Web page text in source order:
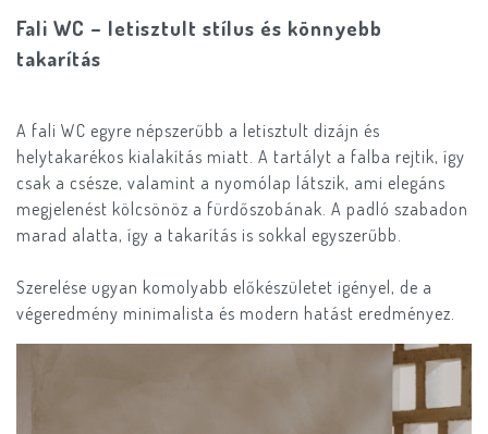
Fali WC – letisztult stílus és könnyebb
takarítás
A fali WC egyre népszerűbb a letisztult dizájn és
helytakarékos kialakítás miatt. A tartályt a falba rejtik, így
csak a csésze, valamint a nyomólap látszik, ami elegáns
megjelenést kölcsönöz a fürdőszobának. A padló szabadon
marad alatta, így a takarítás is sokkal egyszerűbb.
Szerelése ugyan komolyabb előkészületet igényel, de a
végeredmény minimalista és modern hatást eredményez.